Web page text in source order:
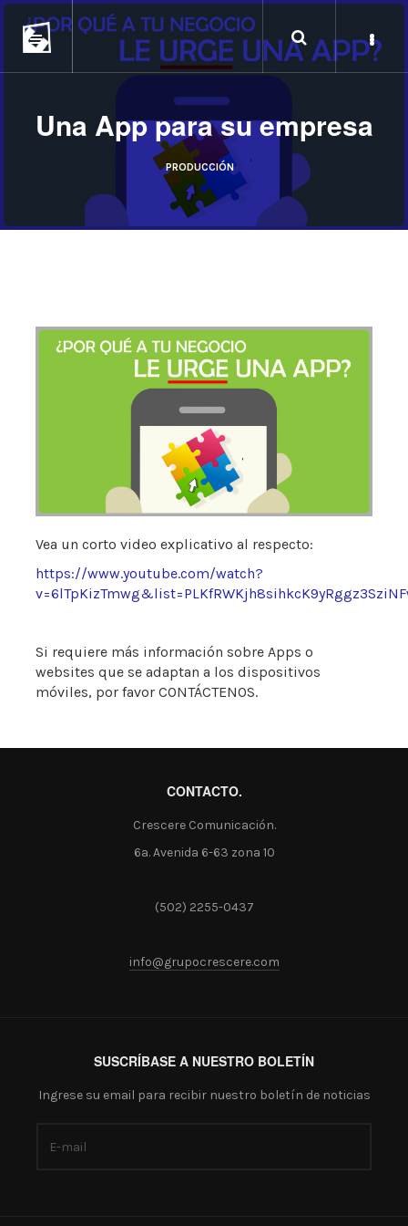
Una App para su empresa
PRODUCCIÓN
Vea un corto video explicativo al respecto:
https://www.youtube.com/watch?
Si requiere más información sobre Apps o
websites que se adaptan a los dispositivos
móviles, por favor CONTÁCTENOS.
CONTACTO.
Crescere Comunicación.
6a. Avenida 6-63 zona 10
(502) 2255-0437
info@grupocrescere.com
SUSCRÍBASE A NUESTRO BOLETÍN
Ingrese su email para recibir nuestro boletín de noticias